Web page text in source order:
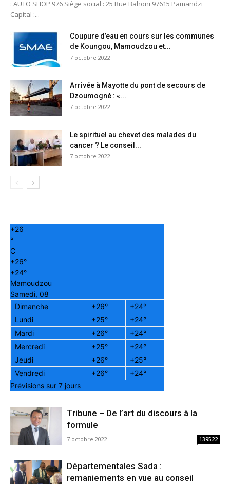
: AUTO SHOP 976 Siège social : 25 Rue Bahoni 97615 Pamandzi
Capital :...
Coupure d’eau en cours sur les communes
de Koungou, Mamoudzou et...
7 octobre 2022
Arrivée à Mayotte du pont de secours de
Dzoumogné : «...
7 octobre 2022
Le spirituel au chevet des malades du
cancer ? Le conseil...
7 octobre 2022
+26
°
C
+26°
+24°
Mamoudzou
Samedi, 08
Dimanche
+26° +24°
Lundi
+25° +24°
Mardi
+26° +24°
Mercredi
+25° +24°
Jeudi
+26° +25°
Vendredi
+26° +24°
Prévisions sur 7 jours
Tribune – De l’art du discours à la
formule
7 octobre 2022 139522
Départementales Sada :
remaniements en vue au conseil